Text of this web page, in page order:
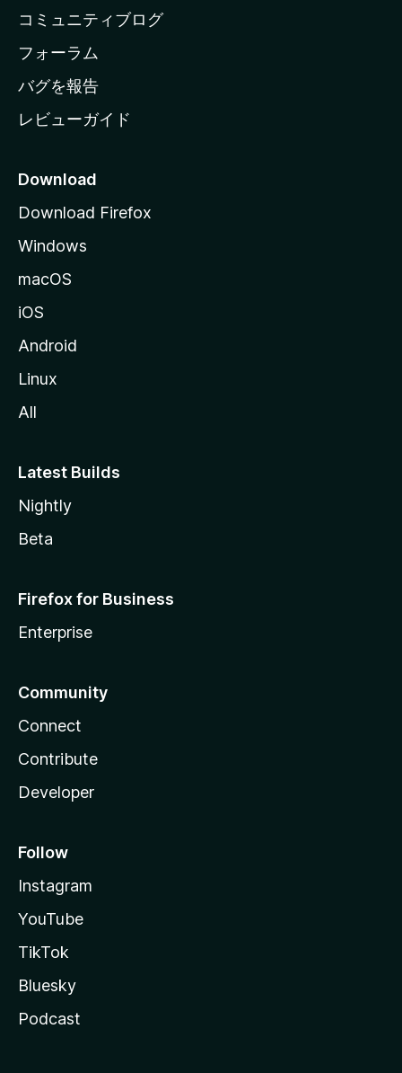
ー
ジ
へ
コミュニティブログ
フォーラム
バグを報告
レビューガイド
Download
Download Firefox
Windows
macOS
iOS
Android
Linux
All
Latest Builds
Nightly
Beta
Firefox for Business
Enterprise
Community
Connect
Contribute
Developer
Follow
Instagram
YouTube
TikTok
Bluesky
Podcast